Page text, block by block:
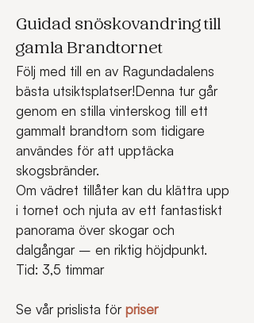
Guidad snöskovandring till
gamla Brandtornet
Följ med till en av Ragundadalens
bästa utsiktsplatser!Denna tur går
genom en stilla vinterskog till ett
gammalt brandtorn som tidigare
användes för att upptäcka
skogsbränder.
Om vädret tillåter kan du klättra upp
i tornet och njuta av ett fantastiskt
panorama över skogar och
dalgångar – en riktig höjdpunkt.
Tid: 3,5 timmar
Se vår prislista för priser